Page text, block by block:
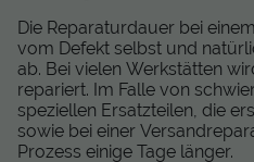
Die Reparaturdauer bei
vom Defekt selbst und
ab. Bei vielen Werkstätten
repariert. Im Falle von
speziellen Ersatzteilen, die
sowie bei einer
Prozess einige Tage länger.